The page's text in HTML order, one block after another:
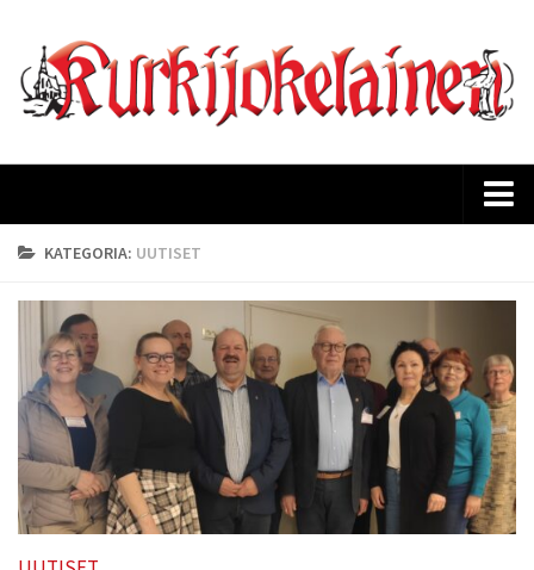
Kurkijokelaisen historia
Lehtiarkisto
Tilaus
Mediakortti
Yhteystiedot
KATEGORIA: UUTISET